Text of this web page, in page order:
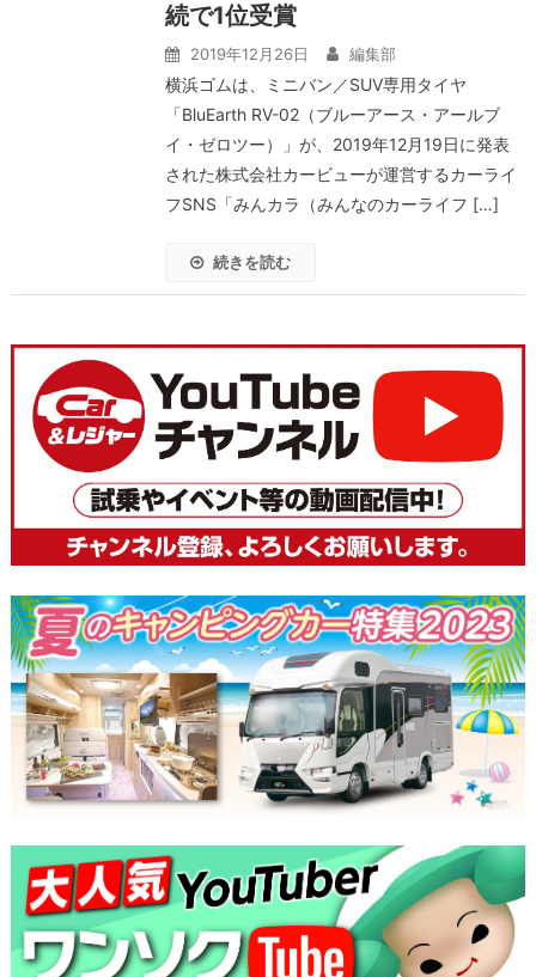
続で1位受賞
2019年12月26日 編集部
横浜ゴムは、ミニバン／SUV専用タイヤ
「BluEarth RV-02（ブルーアース・アールブ
イ・ゼロツー）」が、2019年12月19日に発表
された株式会社カービューが運営するカーライ
フSNS「みんカラ（みんなのカーライフ […]
続きを読む